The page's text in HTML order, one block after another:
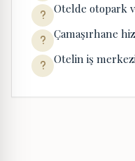
Otelde otopark
Çamaşırhane
Otelin iş